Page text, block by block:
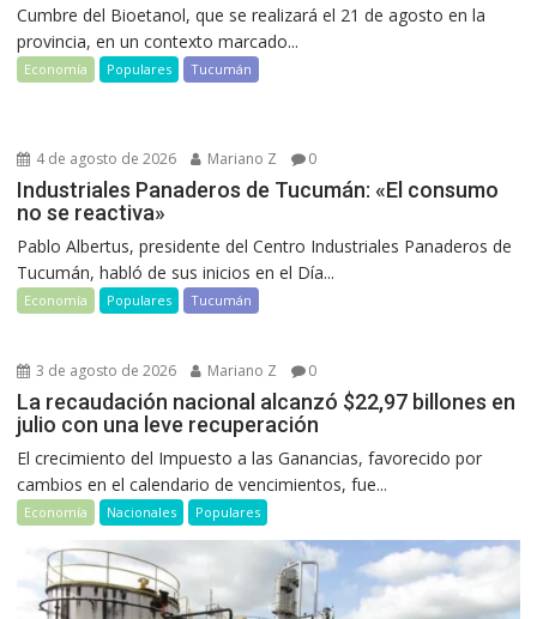
Cumbre del Bioetanol, que se realizará el 21 de agosto en la
provincia, en un contexto marcado...
Economía Populares Tucumán
4 de agosto de 2026 Mariano Z 0
Industriales Panaderos de Tucumán: «El consumo
no se reactiva»
Pablo Albertus, presidente del Centro Industriales Panaderos de
Tucumán, habló de sus inicios en el Día...
Economía Populares Tucumán
3 de agosto de 2026 Mariano Z 0
La recaudación nacional alcanzó $22,97 billones en
julio con una leve recuperación
El crecimiento del Impuesto a las Ganancias, favorecido por
cambios en el calendario de vencimientos, fue...
Economía Nacionales Populares